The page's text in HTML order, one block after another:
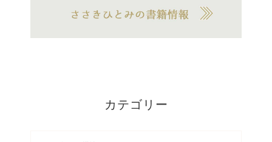
カテゴリー